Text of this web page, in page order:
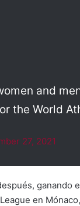
and
the World
27, 2021
en